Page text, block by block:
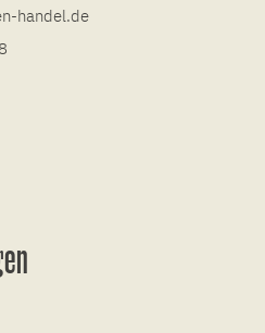
handel.de